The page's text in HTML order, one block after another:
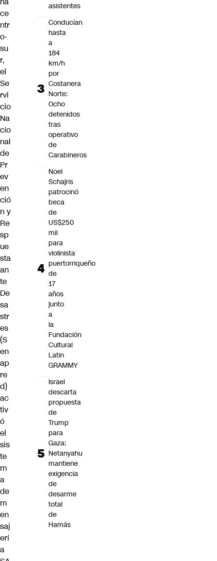
ce
ntr
o-
su
r,
el
Se
rvi
cio
Na
cio
nal
de
Pr
ev
en
ció
n y
Re
sp
ue
sta
an
te
De
sa
str
es
(S
en
ap
re
d)
ac
tiv
ó
el
sis
te
m
a
de
m
en
saj
erí
a
asistentes
Conducían
hasta
a
184
km/h
por
Costanera
Norte:
Ocho
detenidos
tras
operativo
de
Carabineros
Noel
Schajris
patrocinó
beca
de
US$250
mil
para
violinista
puertorriqueño
de
17
años
junto
a
la
Fundación
Cultural
Latin
GRAMMY
Israel
descarta
propuesta
de
Trump
para
Gaza:
Netanyahu
mantiene
exigencia
de
desarme
total
de
Hamás